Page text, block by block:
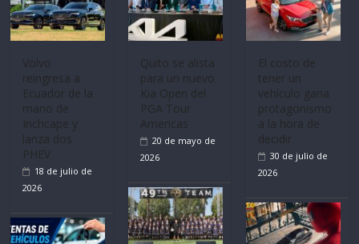
Volvo
reingresa a
Ecuador de la
mano de
Inchcape y
lanza dos
PHEV
18 de julio de
2026
Quito se alista
para un nuevo
Kia Open del
PGA Tour
Americas
20 de mayo de
2026
El costo de
tener un
vehículo gana
protagonismo
a la hora de
decidir
30 de julio de
2026